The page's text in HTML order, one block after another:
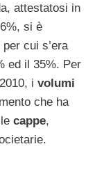
attestatosi in
si è
per cui s’era
ed il 35%. Per
2010, i volumi
che ha
cappe,